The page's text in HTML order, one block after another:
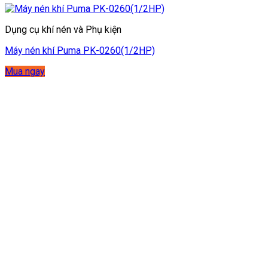
Dụng cụ khí nén và Phụ kiện
Máy nén khí Puma PK-0260(1/2HP)
Mua ngay